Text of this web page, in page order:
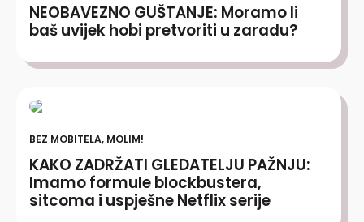
NEOBAVEZNO GUŠTANJE: Moramo li
baš uvijek hobi pretvoriti u zaradu?
BEZ MOBITELA, MOLIM!
KAKO ZADRŽATI GLEDATELJU PAŽNJU:
Imamo formule blockbustera,
sitcoma i uspješne Netflix serije